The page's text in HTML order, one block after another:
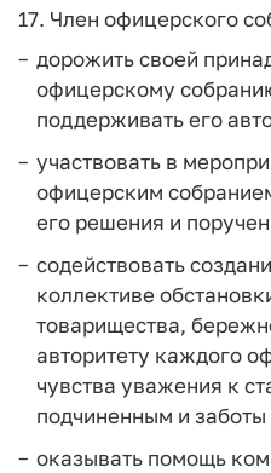
17. Член офицерского
дорожить своей
офицерскому
поддерживать его
участвовать в
офицерским
его решения и
содействовать
коллективе
товарищества,
авторитету каждого
чувства уважения к
подчиненным и заботы
оказывать помощь